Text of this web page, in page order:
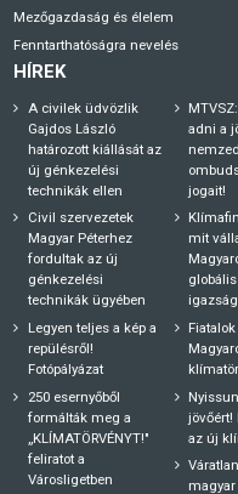
Mezőgazdaság és élelem
Fenntarthatóságra nevelés
HÍREK
A civilek üdvözlik
Gajdos László
határozott kiállását az
új génkezelési
technikák ellen
Civil szervezetek
Magyar Péterhez
fordultak az új
génkezelési
technikák ügyében
Legyen teljes a kép a
repülésről!
Fotópályázat
250 esernyőből
formálták meg a
„KLÍMATÖRVÉNYT!"
feliratot a
Városligetben
adni a
jogait!
mit
globális
Fiatalok
jövőért!
az új